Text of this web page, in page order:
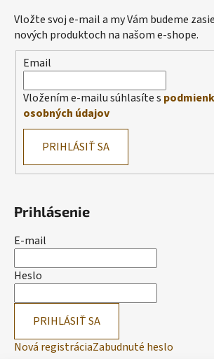
Vložte svoj e-mail a my Vám budeme
nových produktoch na našom e-shope.
Email
Vložením e-mailu súhlasíte s
osobných údajov
PRIHLÁSIŤ SA
Prihlásenie
E-mail
Heslo
PRIHLÁSIŤ SA
Nová registráciaZabudnuté heslo